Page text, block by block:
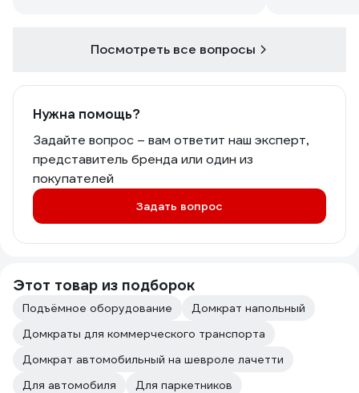
Посмотреть все вопросы
Нужна помощь?
Задайте вопрос – вам ответит наш эксперт,
представитель бренда или один из
покупателей
Задать вопрос
Этот товар из подборок
Подъёмное оборудование
Домкрат напольный
Домкраты для коммерческого транспорта
Домкрат автомобильный на шевроле лачетти
Для автомобиля
Для паркетников